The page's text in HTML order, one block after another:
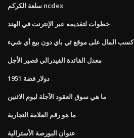
سلعة الكركم ncdex
خطوات لتقديمه عبر الإنترنت في الهند
كسب المال على موقع ئي باي دون بيع أي شيء
معدل الفائدة الفيدرالي قصير الأجل
1951 دولار فضة
ما هي سوق العقود الآجلة ليوم الاثنين
ما هو رقم العلامة التجارية
عنوان البورصة الأسترالية